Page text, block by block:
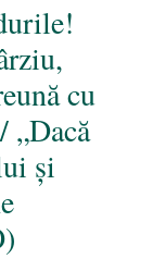
cu
„Dacă
și